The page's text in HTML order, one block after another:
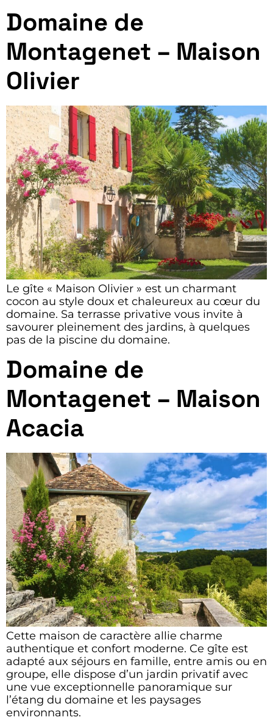
Domaine de
Montagenet – Maison
Olivier
Le gîte « Maison Olivier » est un charmant
cocon au style doux et chaleureux au cœur du
domaine. Sa terrasse privative vous invite à
savourer pleinement des jardins, à quelques
pas de la piscine du domaine.
Domaine de
Montagenet – Maison
Acacia
Cette maison de caractère allie charme
authentique et confort moderne. Ce gîte est
adapté aux séjours en famille, entre amis ou en
groupe, elle dispose d’un jardin privatif avec
une vue exceptionnelle panoramique sur
l’étang du domaine et les paysages
environnants.